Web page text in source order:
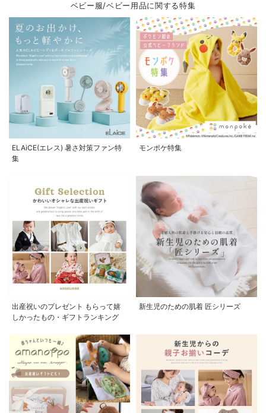
ベビー服/ベビー用品に関する特集
ELAiCE(エレス) 暑さ対策ファン特
集
モンポケ特集
出産祝いのプレゼント もらって嬉
しかったもの・ギフトランキング
新生児のための肌着 匠シリーズ